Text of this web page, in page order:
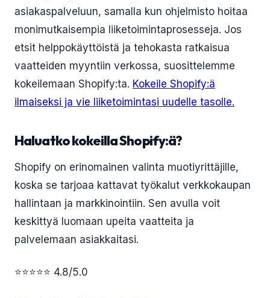
asiakaspalveluun, samalla kun ohjelmisto hoitaa
monimutkaisempia liiketoimintaprosesseja. Jos
etsit helppokäyttöistä ja tehokasta ratkaisua
vaatteiden myyntiin verkossa, suosittelemme
kokeilemaan Shopify:ta. Kokeile Shopify:ä
ilmaiseksi ja vie liiketoimintasi uudelle tasolle.
Haluatko kokeilla Shopify:ä?
Shopify on erinomainen valinta muotiyrittäjille,
koska se tarjoaa kattavat työkalut verkkokaupan
hallintaan ja markkinointiin. Sen avulla voit
keskittyä luomaan upeita vaatteita ja
palvelemaan asiakkaitasi.
⭐⭐⭐⭐⭐ 4.8/5.0